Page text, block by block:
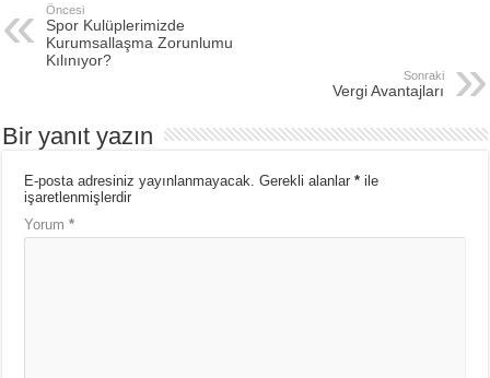
Öncesi
Spor Kulüplerimizde
Kurumsallaşma Zorunlumu
Kılınıyor?
Sonraki
Vergi Avantajları
Bir yanıt yazın
E-posta adresiniz yayınlanmayacak. Gerekli alanlar* ile
işaretlenmişlerdir
Yorum*